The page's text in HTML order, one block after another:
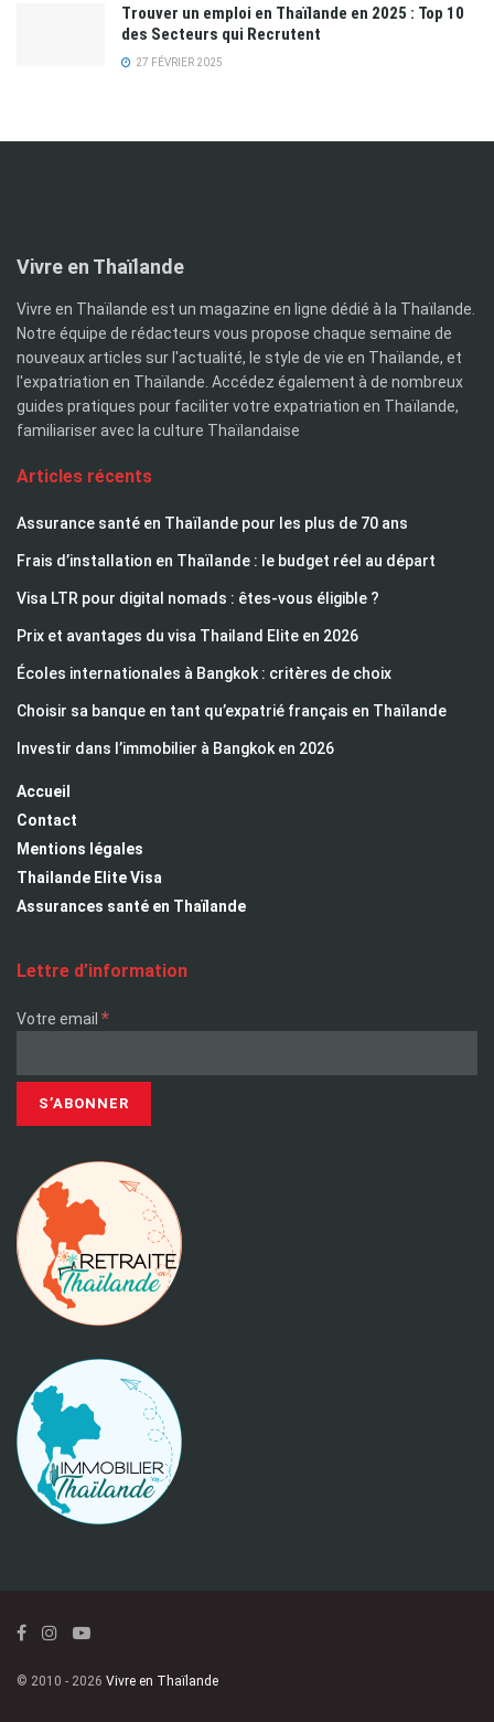
Trouver un emploi en Thaïlande en 2025 : Top 10
des Secteurs qui Recrutent
27 FÉVRIER 2025
Vivre en Thaïlande
Vivre en Thaïlande est un magazine en ligne dédié à la Thaïlande.
Notre équipe de rédacteurs vous propose chaque semaine de
nouveaux articles sur l'actualité, le style de vie en Thaïlande, et
l'expatriation en Thaïlande. Accédez également à de nombreux
guides pratiques pour faciliter votre expatriation en Thaïlande,
familiariser avec la culture Thaïlandaise
Articles récents
Assurance santé en Thaïlande pour les plus de 70 ans
Frais d’installation en Thaïlande : le budget réel au départ
Visa LTR pour digital nomads : êtes-vous éligible ?
Prix et avantages du visa Thailand Elite en 2026
Écoles internationales à Bangkok : critères de choix
Choisir sa banque en tant qu’expatrié français en Thaïlande
Investir dans l’immobilier à Bangkok en 2026
Accueil
Contact
Mentions légales
Thailande Elite Visa
Assurances santé en Thaïlande
Lettre d’information
Votre email *
© 2010 - 2026 Vivre en Thaïlande